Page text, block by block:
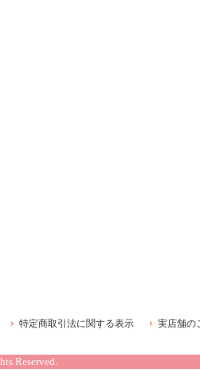
特定商取引法に関する表示 実店舗の
Reserved.